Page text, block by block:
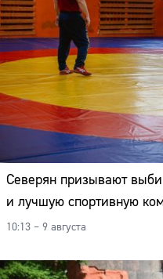
Северян призывают
и лучшую спортивную
10:13 – 9 августа